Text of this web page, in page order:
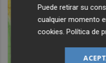
Puede retirar su
cualquier momento
cookies.Política de